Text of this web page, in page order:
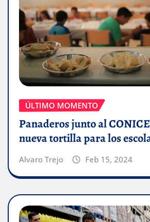
ÚLTIMO MOMENTO
Panaderos junto al
nueva tortilla para los
Alvaro Trejo Feb 15, 2024